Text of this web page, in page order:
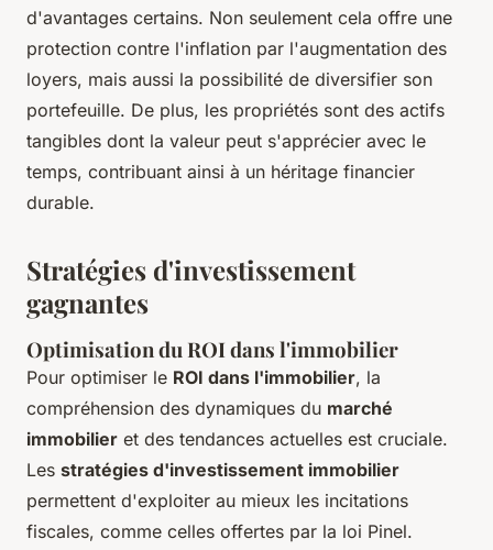
d'avantages certains. Non seulement cela offre une
protection contre l'inflation par l'augmentation des
loyers, mais aussi la possibilité de diversifier son
portefeuille. De plus, les propriétés sont des actifs
tangibles dont la valeur peut s'apprécier avec le
temps, contribuant ainsi à un héritage financier
durable.
Stratégies d'investissement
gagnantes
Optimisation du ROI dans l'immobilier
Pour optimiser le ROI dans l'immobilier, la
compréhension des dynamiques du marché
immobilier et des tendances actuelles est cruciale.
Les stratégies d'investissement immobilier
permettent d'exploiter au mieux les incitations
fiscales, comme celles offertes par la loi Pinel.